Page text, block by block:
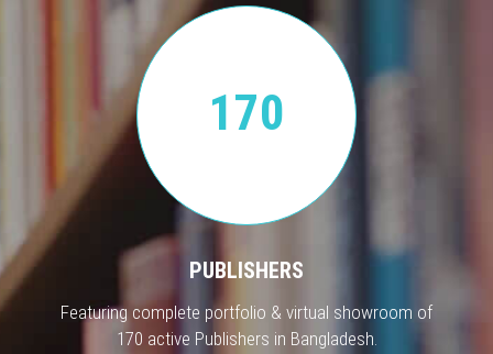
170
PUBLISHERS
Featuring complete portfolio & virtual showroom of
170 active Publishers in Bangladesh.